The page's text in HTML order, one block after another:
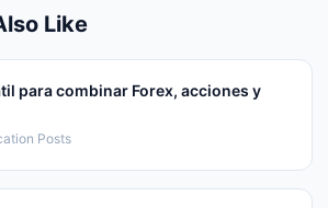
Like
para combinar Forex, acciones y
Posts